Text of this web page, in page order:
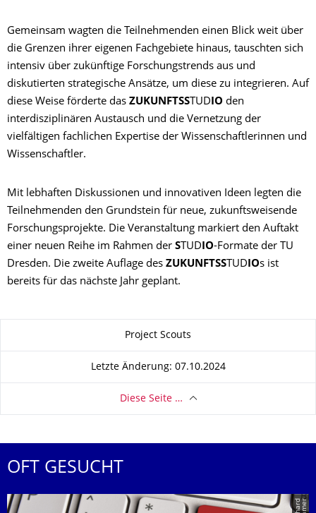
Gemeinsam wagten die Teilnehmenden einen Blick weit über
die Grenzen ihrer eigenen Fachgebiete hinaus, tauschten sich
intensiv über zukünftige Forschungstrends aus und
diskutierten strategische Ansätze, um diese zu integrieren. Auf
diese Weise förderte das ZUKUNFTSS TUDIO den
interdisziplinären Austausch und die Vernetzung der
vielfältigen fachlichen Expertise der Wissenschaftlerinnen und
Wissenschaftler.
Mit lebhaften Diskussionen und innovativen Ideen legten die
Teilnehmenden den Grundstein für neue, zukunftsweisende
Forschungsprojekte. Die Veranstaltung markiert den Auftakt
einer neuen Reihe im Rahmen der S TUDIO-Formate der TU
Dresden. Die zweite Auflage des ZUKUNFTSS TUDIOs ist
bereits für das nächste Jahr geplant.
Project Scouts
Letzte Änderung: 07.10.2024
Diese Seite …
OFT GESUCHT